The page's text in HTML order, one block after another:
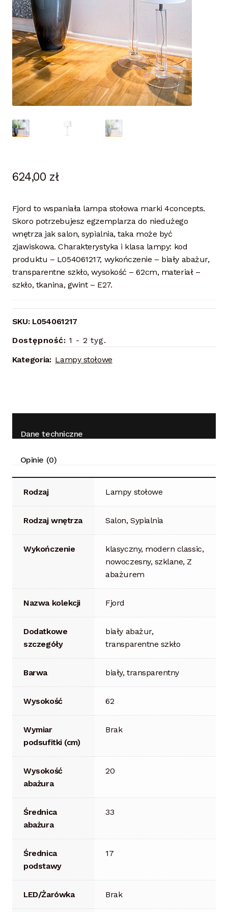
624,00 zł
Fjord to wspaniała lampa stołowa marki 4concepts.
Skoro potrzebujesz egzemplarza do niedużego
wnętrza jak salon, sypialnia, taka może być
zjawiskowa. Charakterystyka i klasa lampy: kod
produktu – L054061217, wykończenie – biały abażur,
transparentne szkło, wysokość – 62cm, materiał –
szkło, tkanina, gwint – E27.
SKU: L054061217
Dostępność: 1 - 2 tyg.
Kategoria: Lampy stołowe
Dane techniczne
Opinie (0)
Rodzaj Lampy stołowe
Rodzaj wnętrza Salon, Sypialnia
Wykończenie
klasyczny, modern classic,
nowoczesny, szklane, Z
abażurem
Nazwa kolekcji Fjord
Dodatkowe
szczegóły
biały abażur,
transparentne szkło
Barwa biały, transparentny
Wysokość 62
Wymiar
podsufitki (cm)
Brak
Wysokość
abażura
20
Średnica
abażura
33
Średnica
podstawy
17
LED/Żarówka Brak